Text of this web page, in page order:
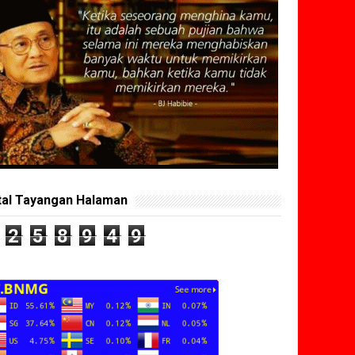
Tayangan Halaman
2 5 8 9 4 9